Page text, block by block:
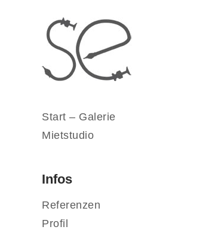
Start – Galerie
Mietstudio
Infos
Referenzen
Profil